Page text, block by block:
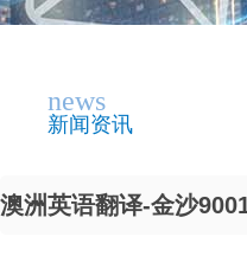
news
新闻资讯
澳洲英语翻译-金沙